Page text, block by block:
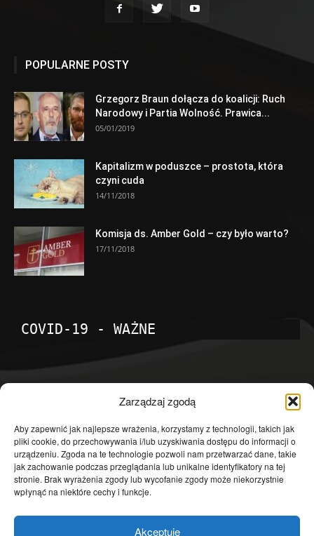
Zarządzaj zgodą
Aby zapewnić jak najlepsze wrażenia, korzystamy z technologii, takich jak
pliki cookie, do przechowywania i/lub uzyskiwania dostępu do informacji o
urządzeniu. Zgoda na te technologie pozwoli nam przetwarzać dane, takie
jak zachowanie podczas przeglądania lub unikalne identyfikatory na tej
stronie. Brak wyrażenia zgody lub wycofanie zgody może niekorzystnie
wpłynąć na niektóre cechy i funkcje.
Akceptuję
POPULARNE POSTY
Grzegorz Braun dołącza do koalicji: Ruch
Narodowy i Partia Wolność. Prawica...
05/01/2019
Kapitalizm w poduszce – prostota, która
czyni cuda
14/11/2018
Komisja ds. Amber Gold – czy było warto?
17/11/2018
COVID-19 - WAŻNE
Temat dnia
4601
Publicystyka
4363
Polityka
3639
Polska
Społeczeństwo
2823